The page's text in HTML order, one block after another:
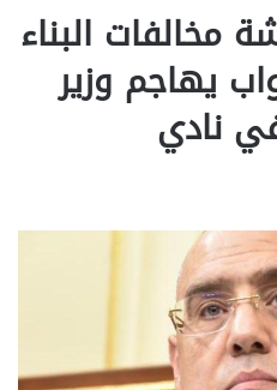
مخالفات البناء
يهاجم وزير
نادي